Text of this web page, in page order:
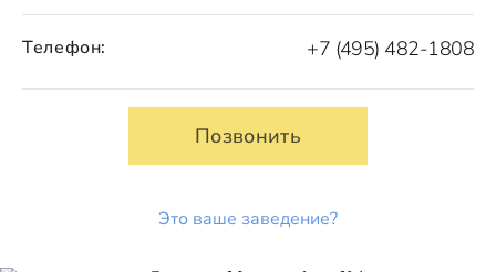
Телефон: +7 (495) 482-1808
Позвонить
Это ваше заведение?